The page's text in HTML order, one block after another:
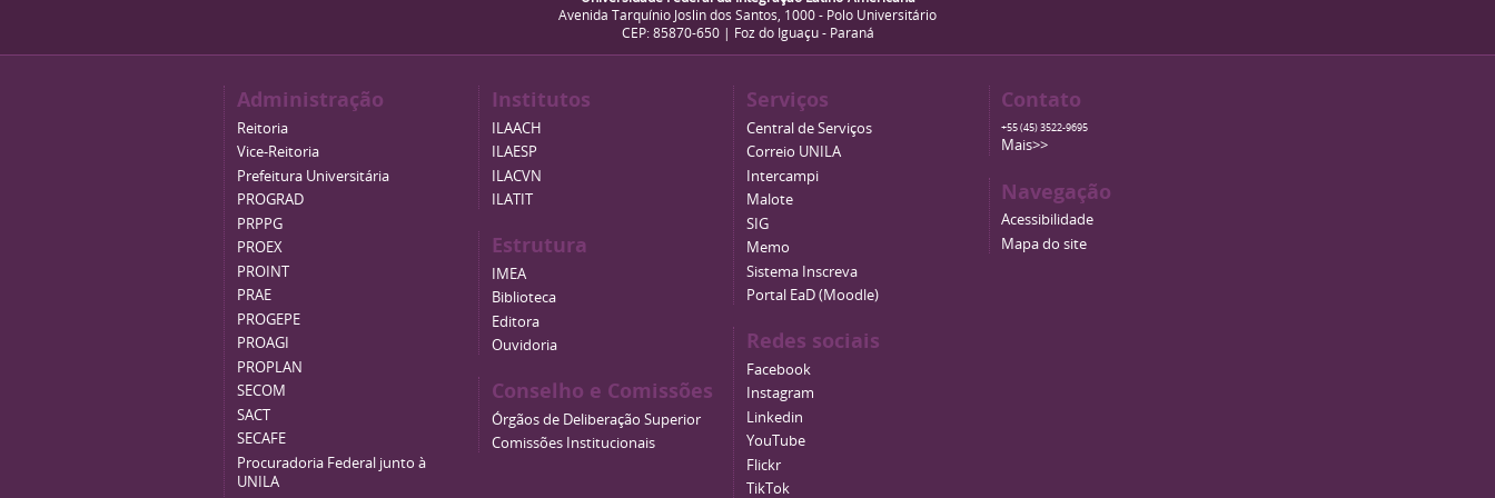
Avenida Tarquínio Joslin dos Santos, 1000 - Polo Universitário
CEP: 85870-650 | Foz do Iguaçu - Paraná
Administração
Reitoria
Vice-Reitoria
Prefeitura Universitária
PROGRAD
PRPPG
PROEX
PROINT
PRAE
PROGEPE
PROAGI
PROPLAN
SECOM
SACT
SECAFE
Procuradoria Federal junto à
UNILA
Institutos
ILAACH
ILAESP
ILACVN
ILATIT
Estrutura
IMEA
Biblioteca
Editora
Ouvidoria
Conselho e Comissões
Órgãos de Deliberação Superior
Comissões Institucionais
Serviços
Central de Serviços
Correio UNILA
Intercampi
Malote
SIG
Memo
Sistema Inscreva
Portal EaD (Moodle)
Redes sociais
Facebook
Instagram
Linkedin
YouTube
Flickr
TikTok
Contato
+55 (45) 3522-9695
Mais>>
Navegação
Acessibilidade
Mapa do site